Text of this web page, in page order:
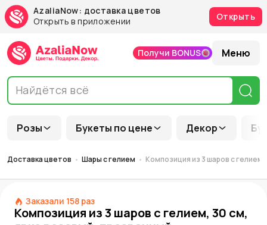
AzaliaNow: доставка цветов
Открыть в приложении
Открыть
Розы Букеты по цене Декор
Получи BONUS Меню
Доставка цветов Шары с гелием Композиция из 3 шаров с
Заказали 158 раз
Композиция из 3 шаров с гелием, 30 см,